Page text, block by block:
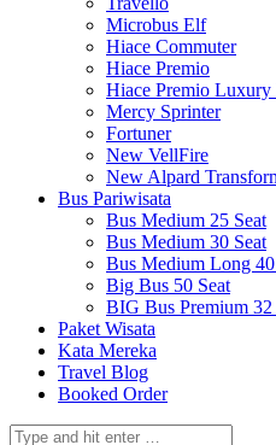
Microbus Elf
Hiace Commuter
Hiace Premio
Hiace Premio
Mercy Sprinter
Fortuner
New VellFire
New Alpard
Bus Pariwisata
Bus Medium 25 Seat
Bus Medium 30 Seat
Bus Medium Long 40
Big Bus 50 Seat
BIG Bus Premium 32
Paket Wisata
Kata Mereka
Travel Blog
Booked Order
Search: